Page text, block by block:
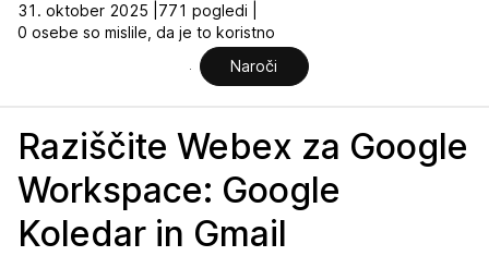
31. oktober 2025 | 771 pogledi |
0 osebe so mislile, da je to koristno
Naroči
Raziščite Webex za Google
Workspace: Google
Koledar in Gmail